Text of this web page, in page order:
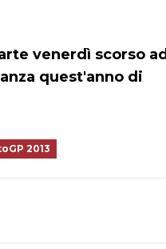
venerdì scorso ad
quest'anno di
2013